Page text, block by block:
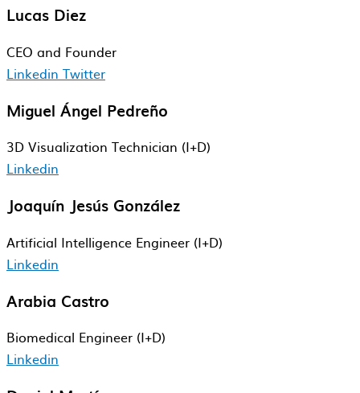
Lucas Diez
CEO and Founder
Linkedin Twitter
Miguel Ángel Pedreño
3D Visualization Technician (I+D)
Linkedin
Joaquín Jesús González
Artificial Intelligence Engineer (I+D)
Linkedin
Arabia Castro
Biomedical​ Engineer​ (I+D)
Linkedin